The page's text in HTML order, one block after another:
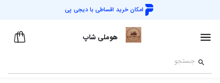
امکان خرید اقساطی با دیجی پی
هوملی شاپ